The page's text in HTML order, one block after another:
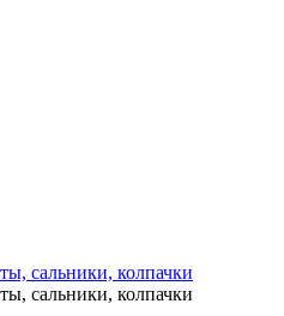
сальники, колпачки
сальники, колпачки